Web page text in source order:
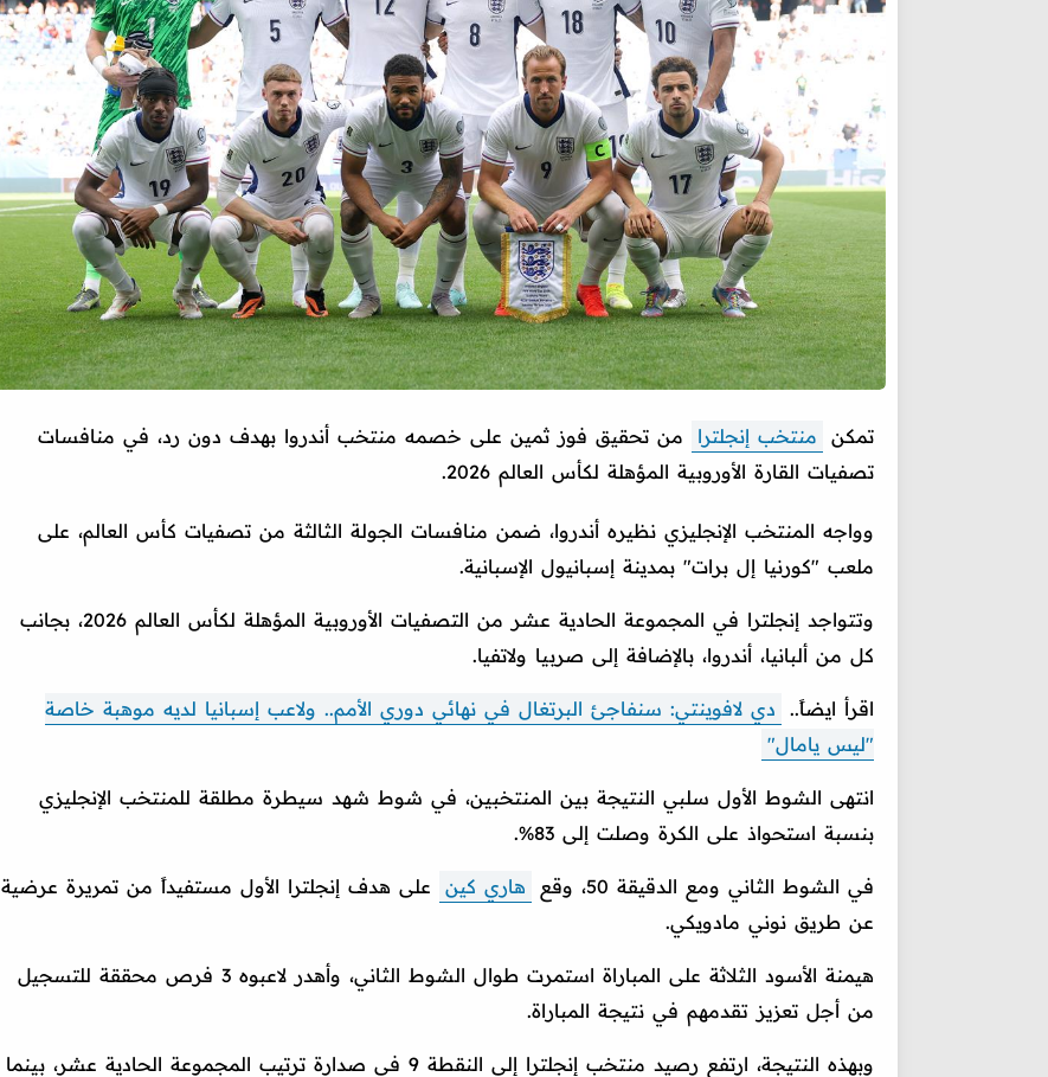
تمكن منتخب إنجلترا
من تحقيق فوز ثمين على خصمه منتخب أندروا بهدف دون رد، في منافسات
تصفيات القارة الأوروبية المؤهلة لكأس العالم 2026.
وواجه المنتخب الإنجليزي نظيره أندروا، ضمن منافسات الجولة الثالثة من تصفيات كأس العالم، على
ملعب "كورنيا إل برات" بمدينة إسبانيول الإسبانية.
وتتواجد إنجلترا في المجموعة الحادية عشر من التصفيات الأوروبية المؤهلة لكأس العالم 2026، بجانب
كل من ألبانيا، أندروا، بالإضافة إلى صربيا ولاتفيا.
اقرأ ايضاً..
دي لافوينتي: سنفاجئ البرتغال في نهائي دوري الأمم.. ولاعب إسبانيا لديه موهبة خاصة
"ليس يامال"
انتهى الشوط الأول سلبي النتيجة بين المنتخبين، في شوط شهد سيطرة مطلقة للمنتخب الإنجليزي
بنسبة استحواذ على الكرة وصلت إلى 83%.
في الشوط الثاني ومع الدقيقة 50، وقع هاري كين
على هدف إنجلترا الأول مستفيداً من تمريرة عرضية
عن طريق نوني مادويكي.
هيمنة الأسود الثلاثة على المباراة استمرت طوال الشوط الثاني، وأهدر لاعبوه 3 فرص محققة للتسجيل
من أجل تعزيز تقدمهم في نتيجة المباراة.
وبهذه النتيجة، ارتفع رصيد منتخب إنجلترا إلى النقطة 9 في صدارة ترتيب المجموعة الحادية عشر، بينما